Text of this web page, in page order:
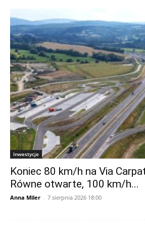
Inwestycje
Koniec 80 km/h na Via
Równe otwarte, 100 km/h...
Anna Miler - 7 sierpnia 2026 18:00